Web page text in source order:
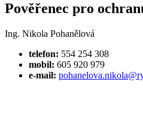
Pověřenec pro
Ing. Nikola Pohanělová
telefon: 554 254 308
mobil: 605 920 979
e-mail: